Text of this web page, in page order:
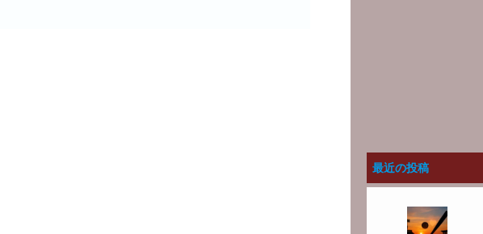
最近の投稿